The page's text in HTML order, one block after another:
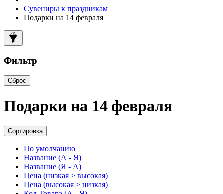
Сувениры к праздникам
Подарки на 14 февраля
Фильтр
Сброс
Подарки на 14 февраля
Сортировка
По умолчанию
Название (А - Я)
Название (Я - А)
Цена (низкая > высокая)
Цена (высокая > низкая)